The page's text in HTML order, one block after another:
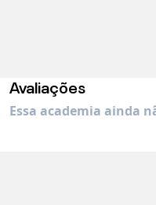
Avaliações
Essa academia ainda